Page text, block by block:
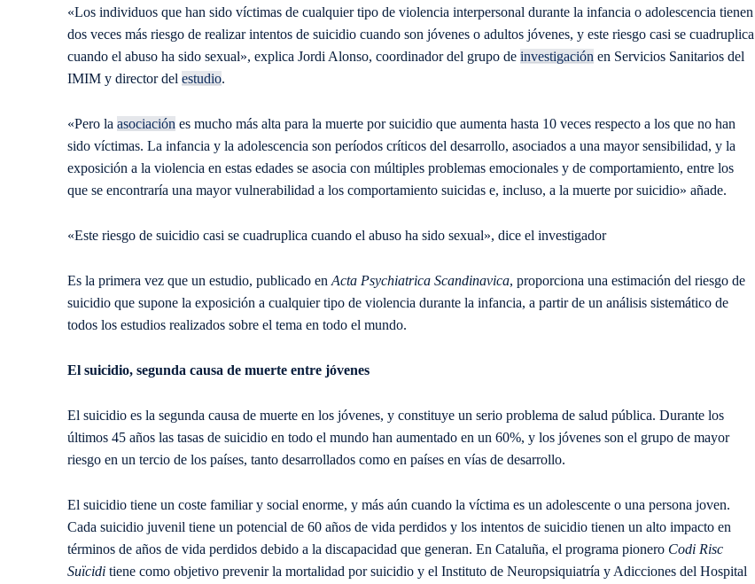
«Los individuos que han sido víctimas de cualquier tipo de violencia interpersonal durante la infancia o adolescencia tienen
dos veces más riesgo de realizar intentos de suicidio cuando son jóvenes o adultos jóvenes, y este riesgo casi se cuadruplica
cuando el abuso ha sido sexual», explica Jordi Alonso, coordinador del grupo de investigación en Servicios Sanitarios del
IMIM y director del estudio.
«Pero la asociación es mucho más alta para la muerte por suicidio que aumenta hasta 10 veces respecto a los que no han
sido víctimas. La infancia y la adolescencia son períodos críticos del desarrollo, asociados a una mayor sensibilidad, y la
exposición a la violencia en estas edades se asocia con múltiples problemas emocionales y de comportamiento, entre los
que se encontraría una mayor vulnerabilidad a los comportamiento suicidas e, incluso, a la muerte por suicidio» añade.
«Este riesgo de suicidio casi se cuadruplica cuando el abuso ha sido sexual», dice el investigador
Es la primera vez que un estudio, publicado enActa Psychiatrica Scandinavica, proporciona una estimación del riesgo de
suicidio que supone la exposición a cualquier tipo de violencia durante la infancia, a partir de un análisis sistemático de
todos los estudios realizados sobre el tema en todo el mundo.
El suicidio, segunda causa de muerte entre jóvenes
El suicidio es la segunda causa de muerte en los jóvenes, y constituye un serio problema de salud pública. Durante los
últimos 45 años las tasas de suicidio en todo el mundo han aumentado en un 60%, y los jóvenes son el grupo de mayor
riesgo en un tercio de los países, tanto desarrollados como en países en vías de desarrollo.
El suicidio tiene un coste familiar y social enorme, y más aún cuando la víctima es un adolescente o una persona joven.
Cada suicidio juvenil tiene un potencial de 60 años de vida perdidos y los intentos de suicidio tienen un alto impacto en
términos de años de vida perdidos debido a la discapacidad que generan. En Cataluña, el programa pionero Codi Risc
Suïcidi tiene como objetivo prevenir la mortalidad por suicidio y el Instituto de Neuropsiquiatría y Adicciones del Hospital